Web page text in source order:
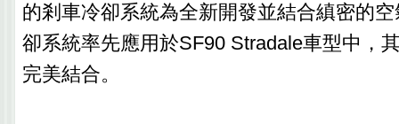
的剎車冷卻系統為全新開發並結合縝密的
卻系統率先應用於SF90 Stradale車型中，
完美結合。